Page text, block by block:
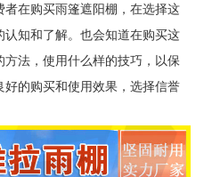
在购买雨篷遮阳棚，在选择这
知和了解。也会知道在购买这
法，使用什么样的技巧，以保
的购买和使用效果，选择信誉